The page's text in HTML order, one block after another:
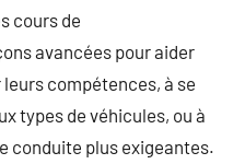
cours de
avancées pour aider
compétences, à se
types de véhicules, ou à
conduite plus exigeantes.